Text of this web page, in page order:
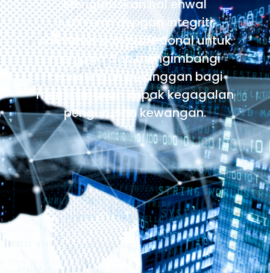
Menguruskan hal ehwal
insolvensi dengan integriti,
saksama dan profesional untuk
menjaga dan mengimbangi
kepentingan pelanggan bagi
meminimakan impak kegagalan
pengurusan kewangan.